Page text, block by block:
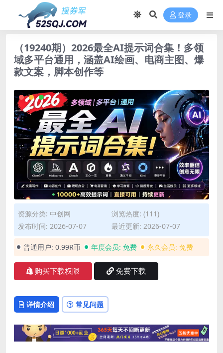
登录
（19240期）2026最全AI提示词合集！多领
域多平台通用，涵盖AI绘画、电商主图、爆
款文案，脚本创作等
资源分类: 中创网
浏览热度: (111)
发布时间: 2026-07-07
最近更新: 2026-07-07
普通用户: 0.99R币 年度会员: 免费 永久会员: 免费
购买下载权限 免费下载
详情介绍 常见问题